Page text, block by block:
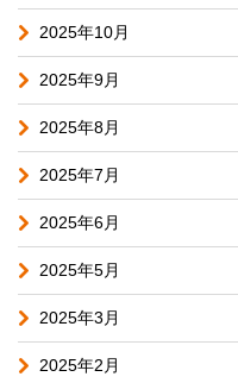
2025年10月
2025年9月
2025年8月
2025年7月
2025年6月
2025年5月
2025年3月
2025年2月